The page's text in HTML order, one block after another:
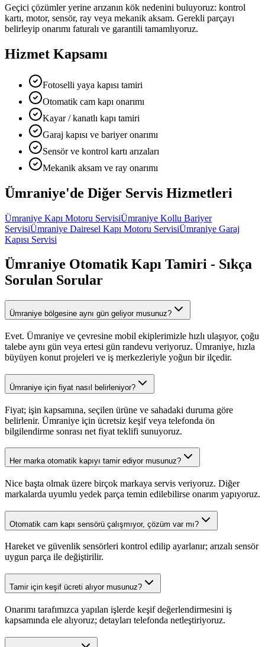
Geçici çözümler yerine arızanın kök nedenini buluyoruz: kontrol
kartı, motor, sensör, ray veya mekanik aksam. Gerekli parçayı
belirleyip onarımı faturalı ve garantili tamamlıyoruz.
Hizmet Kapsamı
Fotoselli yaya kapısı tamiri
Otomatik cam kapı onarımı
Kayar / kanatlı kapı tamiri
Garaj kapısı ve bariyer onarımı
Sensör ve kontrol kartı arızaları
Mekanik aksam ve ray onarımı
Ümraniye'de Diğer Servis Hizmetleri
Ümraniye Kapı Motoru ServisiÜmraniye Kollu Bariyer
ServisiÜmraniye Dairesel Kapı Motoru ServisiÜmraniye Garaj
Kapısı Servisi
Ümraniye Otomatik Kapı Tamiri - Sıkça
Sorulan Sorular
Ümraniye bölgesine aynı gün geliyor musunuz?
Evet. Ümraniye ve çevresine mobil ekiplerimizle hızlı ulaşıyor, çoğu
talebe aynı gün veya ertesi gün randevu veriyoruz. Ümraniye, hızla
büyüyen konut projeleri ve iş merkezleriyle yoğun bir ilçedir.
Ümraniye için fiyat nasıl belirleniyor?
Fiyat; işin kapsamına, seçilen ürüne ve sahadaki duruma göre
belirlenir. Ümraniye için ücretsiz keşif veya telefonda ön
bilgilendirme sonrası net fiyat teklifi sunuyoruz.
Her marka otomatik kapıyı tamir ediyor musunuz?
Nice başta olmak üzere birçok markaya servis veriyoruz. Diğer
markalarda uyumlu yedek parça temin edilebilirse onarım yapıyoruz.
Otomatik cam kapı sensörü çalışmıyor, çözüm var mı?
Hareket ve güvenlik sensörleri kontrol edilip ayarlanır; arızalı sensör
uygun parça ile değiştirilir.
Tamir için keşif ücreti alıyor musunuz?
Onarımı tarafımızca yapılan işlerde keşif değerlendirmesini iş
kapsamında ele alıyoruz; detayları telefonda netleştiriyoruz.